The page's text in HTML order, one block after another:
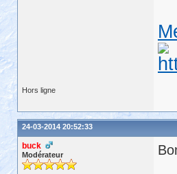
Hors ligne
24-03-2014 20:52:33
buck
Modérateur